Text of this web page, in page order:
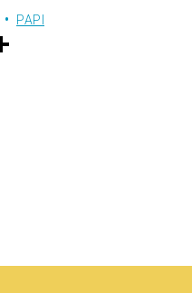
PAPI